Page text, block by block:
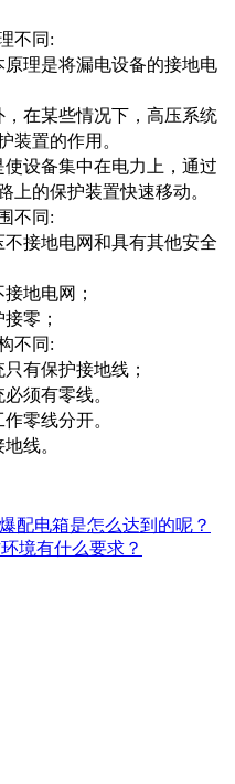
不同:
理是将漏电设备的接地电
在某些情况下，高压系统
装置的作用。
设备集中在电力上，通过
上的保护装置快速移动。
不同:
接地电网和具有其他安全
地电网；
零；
不同:
有保护接地线；
须有零线。
零线分开。
线。
配电箱是怎么达到的呢？
境有什么要求？